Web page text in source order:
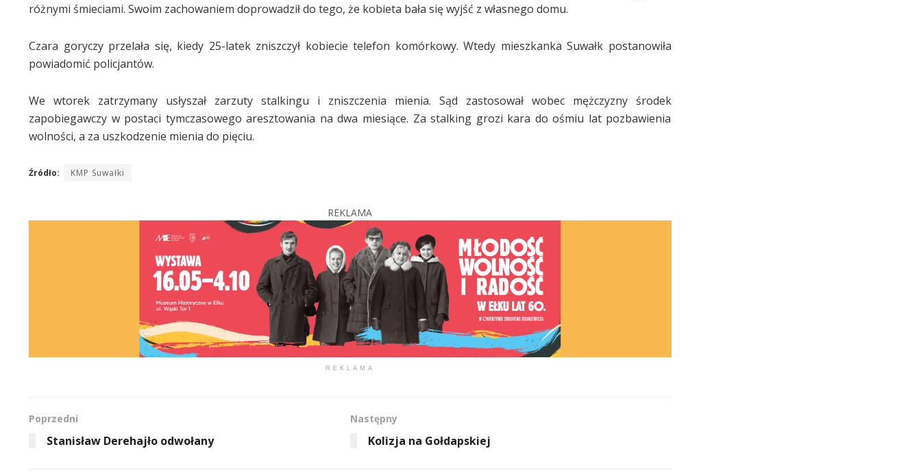
różnymi śmieciami. Swoim zachowaniem doprowadził do tego, że kobieta bała się wyjść z własnego domu.
Czara goryczy przelała się, kiedy 25-latek zniszczył kobiecie telefon komórkowy. Wtedy mieszkanka Suwałk postanowiła
powiadomić policjantów.
We wtorek zatrzymany usłyszał zarzuty stalkingu i zniszczenia mienia. Sąd zastosował wobec mężczyzny środek
zapobiegawczy w postaci tymczasowego aresztowania na dwa miesiące. Za stalking grozi kara do ośmiu lat pozbawienia
wolności, a za uszkodzenie mienia do pięciu.
Źródło: KMP Suwałki
REKLAMA
REKLAMA
Poprzedni
Stanisław Derehajło odwołany
Następny
Kolizja na Gołdapskiej